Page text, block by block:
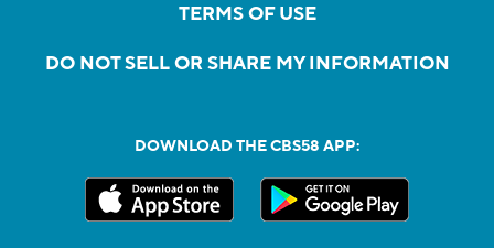
TERMS OF USE
DO NOT SELL OR SHARE MY INFORMATION
DOWNLOAD THE CBS58 APP: